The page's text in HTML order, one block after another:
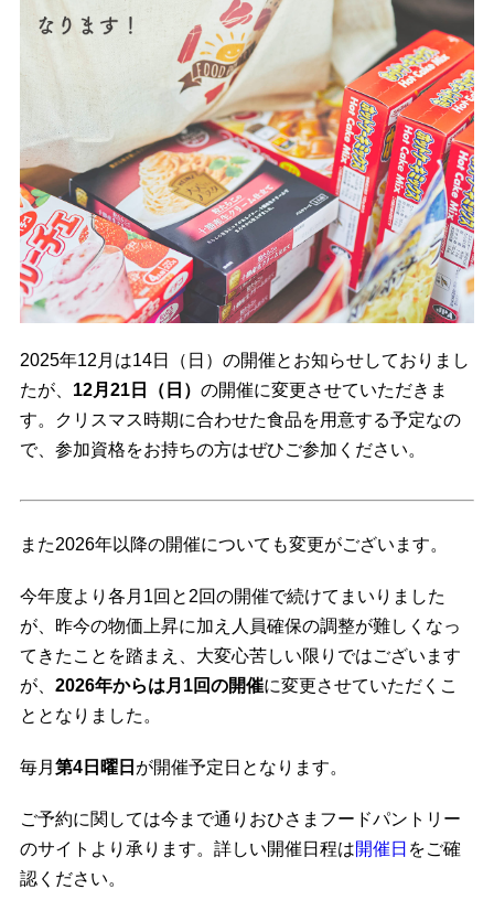
2025年12月は14日（日）の開催とお知らせしておりまし
たが、 12月21日（日） の開催に変更させていただきま
す。クリスマス時期に合わせた食品を用意する予定なの
で、参加資格をお持ちの方はぜひご参加ください。
また2026年以降の開催についても変更がございます。
今年度より各月1回と2回の開催で続けてまいりました
が、昨今の物価上昇に加え人員確保の調整が難しくなっ
てきたことを踏まえ、大変心苦しい限りではございます
が、 2026年からは月1回の開催に変更させていただくこ
ととなりました。
毎月 第4日曜日 が開催予定日となります。
ご予約に関しては今まで通りおひさまフードパントリー
のサイトより承ります。詳しい開催日程は開催日 をご確
認ください。